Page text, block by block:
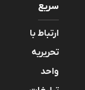
سریع
ارتباط با
تحریریه
واحد